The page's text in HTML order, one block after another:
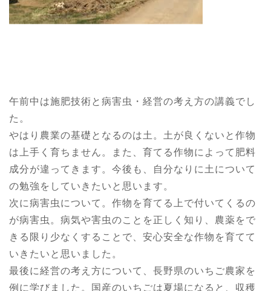
午前中は施肥技術と病害虫・経営の考え方の講義でし
た。
やはり農業の基礎となるのは土。土が良くないと作物
は上手く育ちません。また、育てる作物によって肥料
成分が違ってきます。今後も、自分なりに土について
の勉強をしていきたいと思います。
次に病害虫について。作物を育てる上で付いてくるの
が病害虫。病気や害虫のことを正しく知り、農薬をで
きる限り少なくすることで、安心安全な作物を育てて
いきたいと思いました。
最後に経営の考え方について、長野県のいちご農家を
例に学びました。国産のいちごは夏場になると、収穫